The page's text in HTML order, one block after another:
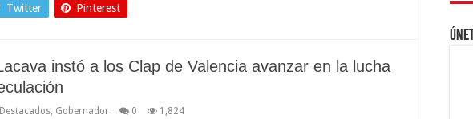
Twitter Pinterest
instó a los Clap de Valencia avanzar en la lucha
Destacados Gobernador 0 1,824